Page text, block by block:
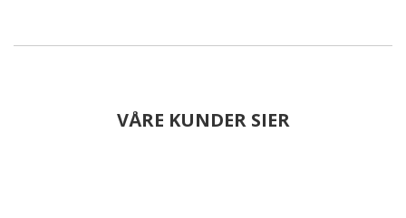
VÅRE KUNDER SIER